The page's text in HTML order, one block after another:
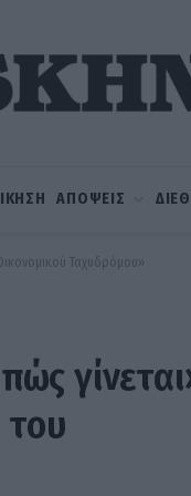
ΑΠΟΨΕΙΣ
Ταχυδρόμου»